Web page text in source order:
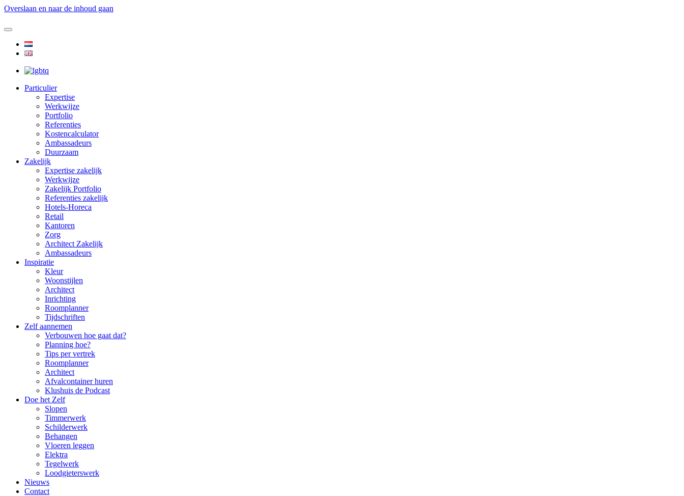
Overslaan en naar de inhoud gaan
Particulier
Expertise
Werkwijze
Portfolio
Referenties
Kostencalculator
Ambassadeurs
Duurzaam
Zakelijk
Expertise zakelijk
Werkwijze
Zakelijk Portfolio
Referenties zakelijk
Hotels-Horeca
Retail
Kantoren
Zorg
Architect Zakelijk
Ambassadeurs
Inspiratie
Kleur
Woonstijlen
Architect
Inrichting
Roomplanner
Tijdschriften
Zelf aannemen
Verbouwen hoe gaat dat?
Planning hoe?
Tips per vertrek
Roomplanner
Architect
Afvalcontainer huren
Klushuis de Podcast
Doe het Zelf
Slopen
Timmerwerk
Schilderwerk
Behangen
Vloeren leggen
Elektra
Tegelwerk
Loodgieterswerk
Nieuws
Contact